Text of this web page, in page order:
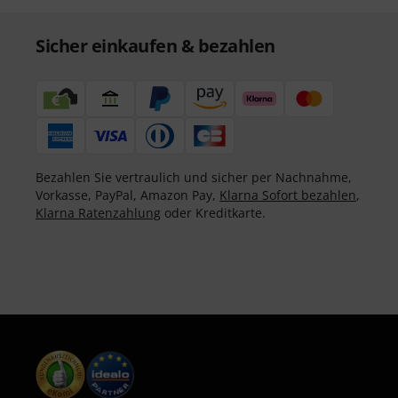
Sicher einkaufen & bezahlen
Bezahlen Sie vertraulich und sicher per Nachnahme,
Vorkasse, PayPal, Amazon Pay, Klarna Sofort bezahlen,
Klarna Ratenzahlung oder Kreditkarte.